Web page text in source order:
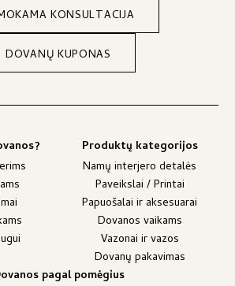
KONSULTACIJA
DOVANŲ KUPONAS
Produktų kategorijos
Namų interjero detalės
Paveikslai / Printai
Papuošalai ir aksesuarai
Dovanos vaikams
Vazonai ir vazos
Dovanų pakavimas
pagal pomėgius